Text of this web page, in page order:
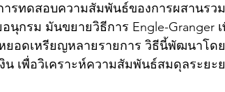
ารทดสอบความสัมพันธ์ของการผสานรว
นุกรม มันขยายวิธีการ Engle-Granger
อดเหรียญหลายรายการ วิธีนี้พัฒนาโดย
น เพื่อวิเคราะห์ความสัมพันธ์สมดุลระยะ